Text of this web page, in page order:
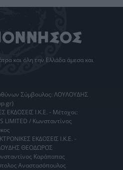
και όλη την Ελλάδα άμεσα και
Σύμβουλος: ΛΟΥΛΟΥΔΗΣ
ΕΚΔΟΣΕΙΣ Ι.Κ.Ε. - Μέτοχοι:
LIMITED / Κωνσταντίνος
ΕΚΔΟΣΕΙΣ Ι.Κ.Ε. -
ΘΕΟΔΩΡΟΣ
Καράπαπας
Αναστασόπουλος